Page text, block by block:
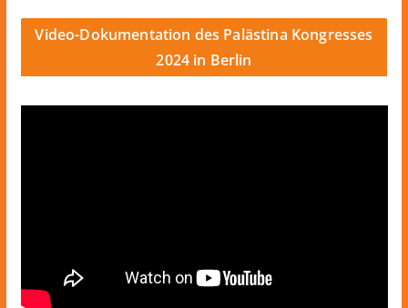
Video-Dokumentation des Palästina Kongresses
2024 in Berlin